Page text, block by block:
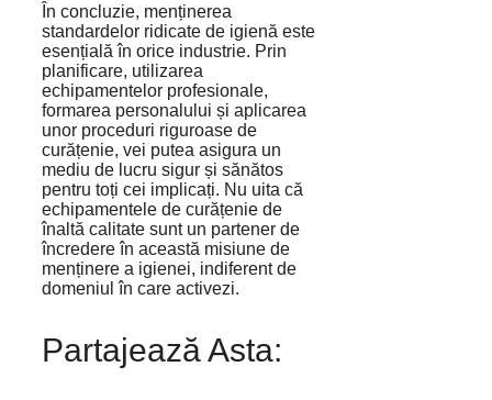
În concluzie, menținerea
standardelor ridicate de igienă este
esențială în orice industrie. Prin
planificare, utilizarea
echipamentelor profesionale,
formarea personalului și aplicarea
unor proceduri riguroase de
curățenie, vei putea asigura un
mediu de lucru sigur și sănătos
pentru toți cei implicați. Nu uita că
echipamentele de curățenie de
înaltă calitate sunt un partener de
încredere în această misiune de
menținere a igienei, indiferent de
domeniul în care activezi.
Partajează Asta: